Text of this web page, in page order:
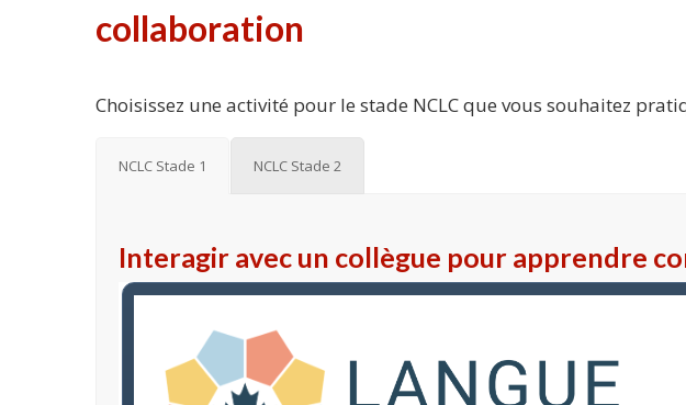
collaboration
Choisissez une activité pour le stade NCLC que vous souhaitez
NCLC Stade 1 NCLC Stade 2
Interagir avec un collègue pour apprendre